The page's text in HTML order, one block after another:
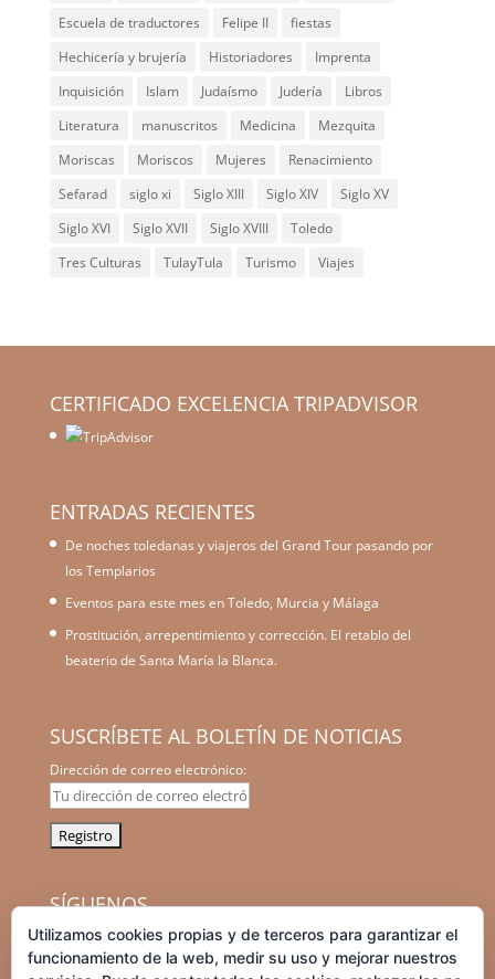
Escuela de traductores
Felipe II
fiestas
Hechicería y brujería
Historiadores
Imprenta
Inquisición
Islam Judaísmo Judería
Libros
Literatura
manuscritos Medicina
Mezquita
Moriscas
Moriscos Mujeres
Renacimiento
Sefarad
siglo xi Siglo XIII Siglo XIV
Siglo XV
Siglo XVI
Siglo XVII Siglo XVIII
Toledo
Tres Culturas
TulayTula Turismo Viajes
CERTIFICADO EXCELENCIA TRIPADVISOR
ENTRADAS RECIENTES
De noches toledanas y viajeros del Grand Tour pasando por
los Templarios
Eventos para este mes en Toledo, Murcia y Málaga
Prostitución, arrepentimiento y corrección. El retablo del
beaterio de Santa María la Blanca.
SUSCRÍBETE AL BOLETÍN DE NOTICIAS
Dirección de correo electrónico:
SÍGUENOS
facebook instagramgraduation-
cap
tripadvisor
Utilizamos cookies propias y de terceros para garantizar el
funcionamiento de la web, medir su uso y mejorar nuestros